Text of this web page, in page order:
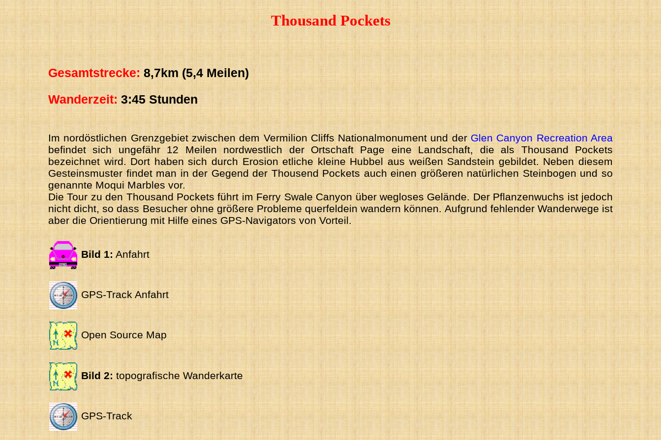
Thousand Pockets
Gesamtstrecke: 8,7km (5,4 Meilen)
Wanderzeit: 3:45 Stunden
Im nordöstlichen Grenzgebiet zwischen dem Vermilion Cliffs Nationalmonument und der Glen Canyon Recreation Area
befindet sich ungefähr 12 Meilen nordwestlich der Ortschaft Page eine Landschaft, die als Thousand Pockets
bezeichnet wird. Dort haben sich durch Erosion etliche kleine Hubbel aus weißen Sandstein gebildet. Neben diesem
Gesteinsmuster findet man in der Gegend der Thousend Pockets auch einen größeren natürlichen Steinbogen und so
genannte Moqui Marbles vor.
Die Tour zu den Thousand Pockets führt im Ferry Swale Canyon über wegloses Gelände. Der Pflanzenwuchs ist jedoch
nicht dicht, so dass Besucher ohne größere Probleme querfeldein wandern können. Aufgrund fehlender Wanderwege ist
aber die Orientierung mit Hilfe eines GPS-Navigators von Vorteil.
Bild 1: Anfahrt
GPS-Track Anfahrt
Open Source Map
Bild 2: topografische Wanderkarte
GPS-Track